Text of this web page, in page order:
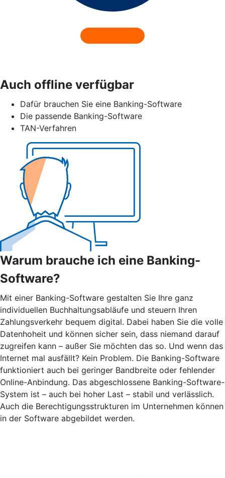
Auch offline verfügbar
Dafür brauchen Sie eine Banking-Software
Die passende Banking-Software
TAN-Verfahren
Warum brauche ich eine Banking-
Software?
Mit einer Banking-Software gestalten Sie Ihre ganz
individuellen Buchhaltungsabläufe und steuern Ihren
Zahlungsverkehr bequem digital. Dabei haben Sie die volle
Datenhoheit und können sicher sein, dass niemand darauf
zugreifen kann – außer Sie möchten das so. Und wenn das
Internet mal ausfällt? Kein Problem. Die Banking-Software
funktioniert auch bei geringer Bandbreite oder fehlender
Online-Anbindung. Das abgeschlossene Banking-Software-
System ist – auch bei hoher Last – stabil und verlässlich.
Auch die Berechtigungsstrukturen im Unternehmen können
in der Software abgebildet werden.